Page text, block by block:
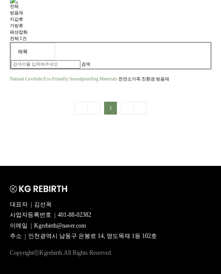
전체
방음재
지갑류
가방류
패션잡화
전체 1 건
검색
Natural Cowhide Eco-Friendly Soundproofing Materials 천연소가죽 친환경 방음재
1
대표자
김선옥
사업자등록번호
401-88-02382
이메일
Kgrebirth@naver.com
주소
인천광역시 남동구 은봉로 14, 영도목재 1동 102호
CopyrightⓒKgrebirth.All Rights Reserved.